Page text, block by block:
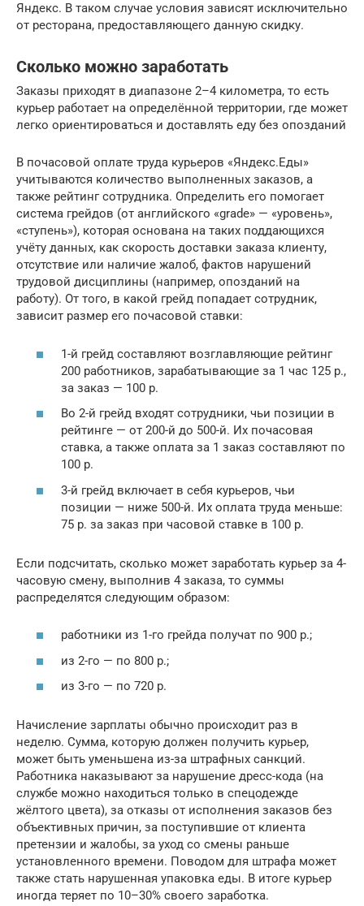
Яндекс. В таком случае условия зависят исключительно
от ресторана, предоставляющего данную скидку.
Сколько можно заработать
Заказы приходят в диапазоне 2–4 километра, то есть
курьер работает на определённой территории, где может
легко ориентироваться и доставлять еду без опозданий
В почасовой оплате труда курьеров «Яндекс.Еды»
учитываются количество выполненных заказов, а
также рейтинг сотрудника. Определить его помогает
система грейдов (от английского «grade» — «уровень»,
«ступень»), которая основана на таких поддающихся
учёту данных, как скорость доставки заказа клиенту,
отсутствие или наличие жалоб, фактов нарушений
трудовой дисциплины (например, опозданий на
работу). От того, в какой грейд попадает сотрудник,
зависит размер его почасовой ставки:
1-й грейд составляют возглавляющие рейтинг
200 работников, зарабатывающие за 1 час 125 р.,
за заказ — 100 р.
Во 2-й грейд входят сотрудники, чьи позиции в
рейтинге — от 200-й до 500-й. Их почасовая
ставка, а также оплата за 1 заказ составляют по
100 р.
3-й грейд включает в себя курьеров, чьи
позиции — ниже 500-й. Их оплата труда меньше:
75 р. за заказ при часовой ставке в 100 р.
Если подсчитать, сколько может заработать курьер за 4-
часовую смену, выполнив 4 заказа, то суммы
распределятся следующим образом:
работники из 1-го грейда получат по 900 р.;
из 2-го — по 800 р.;
из 3-го — по 720 р.
Начисление зарплаты обычно происходит раз в
неделю. Сумма, которую должен получить курьер,
может быть уменьшена из-за штрафных санкций.
Работника наказывают за нарушение дресс-кода (на
службе можно находиться только в спецодежде
жёлтого цвета), за отказы от исполнения заказов без
объективных причин, за поступившие от клиента
претензии и жалобы, за уход со смены раньше
установленного времени. Поводом для штрафа может
также стать нарушенная упаковка еды. В итоге курьер
иногда теряет по 10–30% своего заработка.